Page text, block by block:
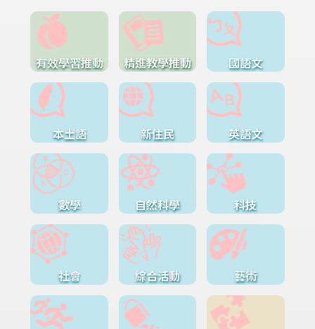
有效學習推動 精進教學推動 國語文
本土語 新住民 英語文
數學 自然科學 科技
社會 綜合活動 藝術